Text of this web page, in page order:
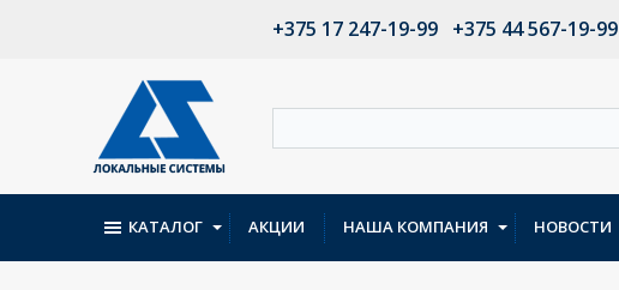
+375 17 247-19-99 +375 44 567-19-99
КАТАЛОГ АКЦИИ НАША КОМПАНИЯ НОВОСТИ